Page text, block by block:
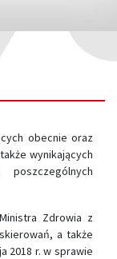
obecnie oraz
wynikających
Zdrowia z
a także
2018 r. w sprawie